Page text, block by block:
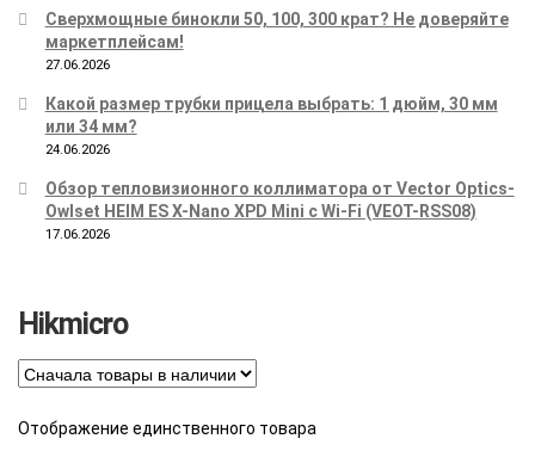
Сверхмощные бинокли 50, 100, 300 крат? Не доверяйте
маркетплейсам!
27.06.2026
Какой размер трубки прицела выбрать: 1 дюйм, 30 мм
или 34 мм?
24.06.2026
Обзор тепловизионного коллиматора от Vector Optics-
Owlset HEIM ES X-Nano XPD Mini с Wi-Fi (VEOT-RSS08)
17.06.2026
Hikmicro
Отображение единственного товара